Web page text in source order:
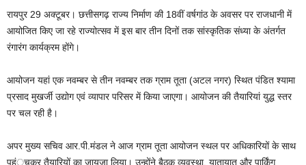
रायपुर 29 अक्टूबर। छत्तीसगढ़ राज्य निर्माण की 18वीं वर्षगांठ के अवसर पर राजधानी में
आयोजित किए जा रहे राज्योत्सव में इस बार तीन दिनों तक सांस्कृतिक संध्या के अंतर्गत
रंगारंग कार्यक्रम होंगे।
आयोजन यहां एक नवम्बर से तीन नवम्बर तक ग्राम तूता (अटल नगर) स्थित पंडित श्यामा
प्रसाद मुखर्जी उद्योग एवं व्यापार परिसर में किया जाएगा। आयोजन की तैयारियां युद्ध स्तर
पर चल रही है।
अपर मुख्य सचिव आर.पी.मंडल ने आज ग्राम तूता आयोजन स्थल पर अधिकारियों के साथ
पहंुचकर तैयारियों का जायजा लिया। उन्होंने बैठक व्यवस्था, यातायात और पार्किंग